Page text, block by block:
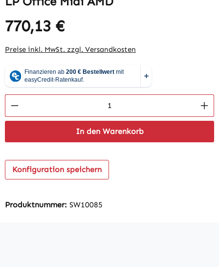
770,13 €
Preise inkl. MwSt. zzgl. Versandkosten
Produkt Anzahl: Gib den gewünschten
In den Warenkorb
Konfiguration speichern
Produktnummer: SW10085